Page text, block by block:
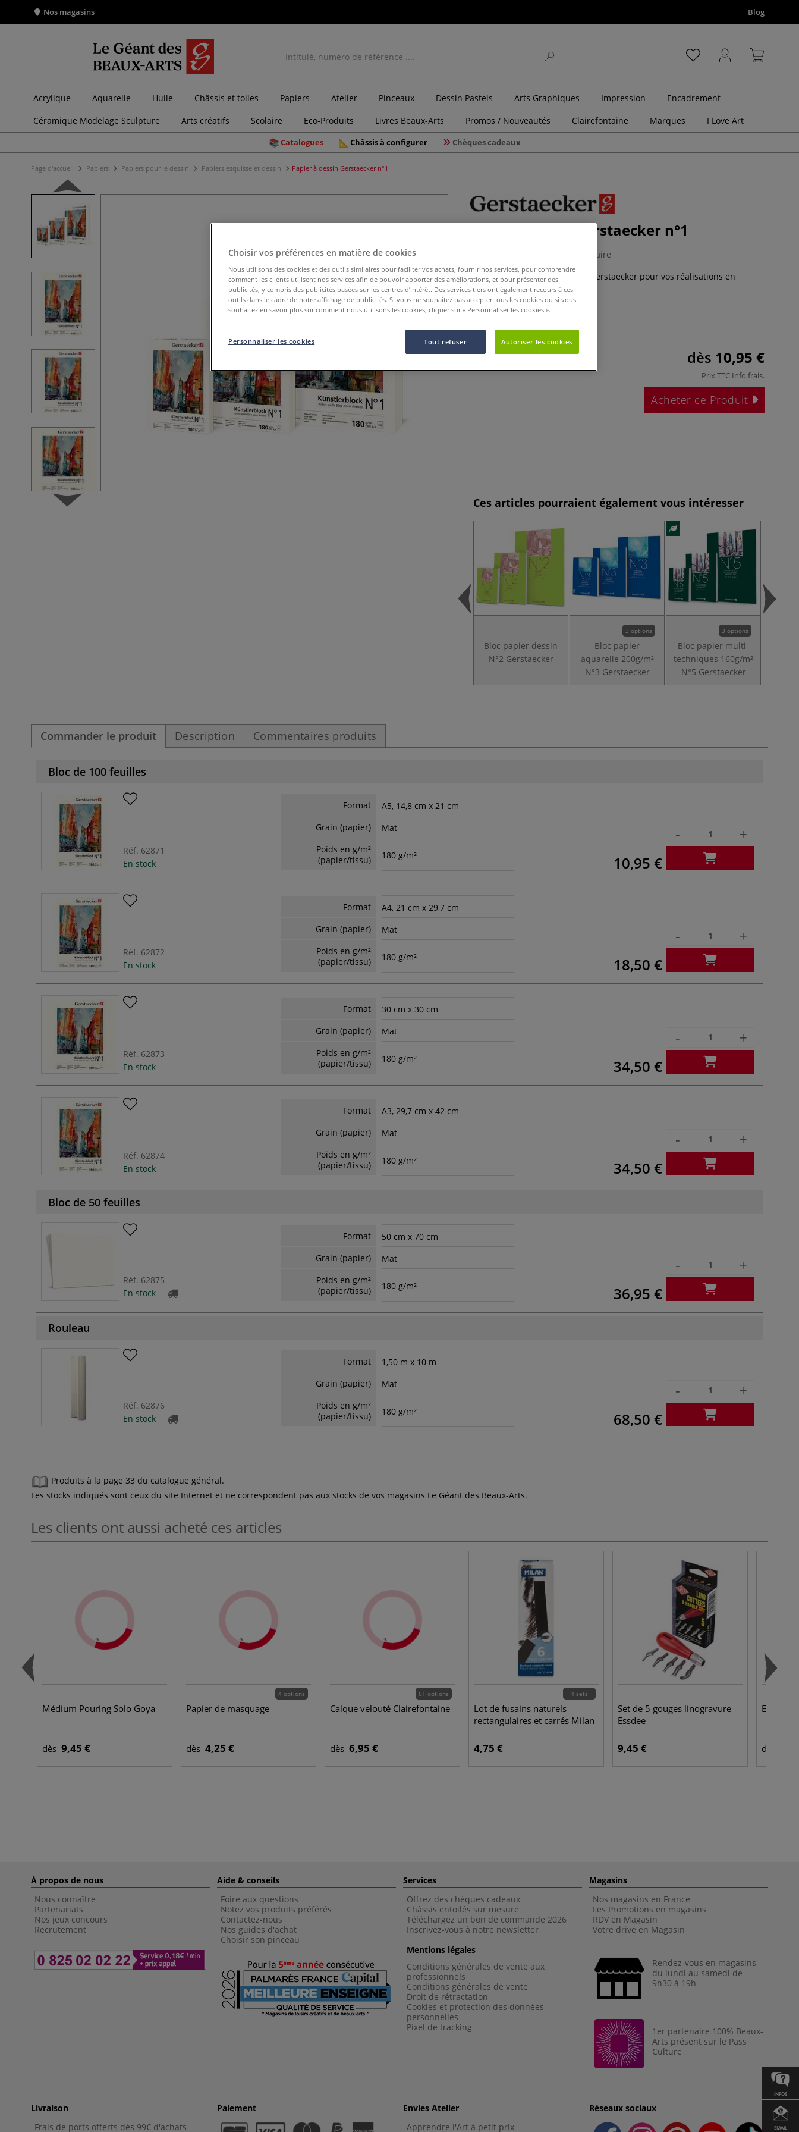
INFOS
EMAIL
Nos magasins Blog
Acrylique Aquarelle Huile Châssis et toiles Papiers Atelier Pinceaux Dessin Pastels Arts Graphiques Impression
Encadrement
Céramique Modelage Sculpture
Arts créatifs Scolaire Eco-Produits Livres Beaux-Arts Promos / Nouveautés Clairefontaine Marques I Love Art
Catalogues Châssis à configurer Chèques cadeaux
Page d'accueil Papiers Papiers pour le dessin Papiers esquisse et dessin Papier à dessin Gerstaecker n°1
Papier à dessin Gerstaecker n°1
1 Commentaire
Nouvelle gamme proposée par Gerstaecker pour vos réalisations en
techniques sèches.
Plus
dès 10,95 €
Prix TTC Info frais.
Acheter ce Produit
Ces articles pourraient également vous intéresser
Bloc papier dessin
N°2 Gerstaecker
3 options
Bloc papier
aquarelle 200g/m²
N°3 Gerstaecker
3 options
Bloc papier multi-
techniques 160g/m²
N°5 Gerstaecker
Commander le produit Description Commentaires produits
Bloc de 100 feuilles
Réf. 62871
En stock
Format
A5, 14,8 cm x 21 cm
Grain (papier)
Mat
Poids en g/m²
(papier/tissu)
180 g/m² 10,95 €
- +
Réf. 62872
En stock
Format
A4, 21 cm x 29,7 cm
Grain (papier)
Mat
Poids en g/m²
(papier/tissu)
180 g/m² 18,50 €
- +
Réf. 62873
En stock
Format
30 cm x 30 cm
Grain (papier)
Mat
Poids en g/m²
(papier/tissu)
180 g/m² 34,50 €
- +
Réf. 62874
En stock
Format
A3, 29,7 cm x 42 cm
Grain (papier)
Mat
Poids en g/m²
(papier/tissu)
180 g/m² 34,50 €
- +
Bloc de 50 feuilles
Réf. 62875
En stock
Format
50 cm x 70 cm
Grain (papier)
Mat
Poids en g/m²
(papier/tissu)
180 g/m² 36,95 €
- +
Rouleau
Réf. 62876
En stock
Format
1,50 m x 10 m
Grain (papier)
Mat
Poids en g/m²
(papier/tissu)
180 g/m² 68,50 €
- +
Produits à la page 33 du catalogue général.
Les stocks indiqués sont ceux du site Internet et ne correspondent pas aux stocks de vos magasins Le Géant des Beaux-Arts.
Les clients ont aussi acheté ces articles
Médium Pouring Solo Goya
dès 9,45 €
4 options
Papier de masquage
dès 4,25 €
61 options
Calque velouté Clairefontaine
dès 6,95 €
4 sets
Lot de fusains naturels
rectangulaires et carrés Milan
4,75 €
Set de 5 gouges linogravure
Essdee
9,45 €
Encre
dès
À propos de nous
Nous connaître
Partenariats
Nos jeux concours
Recrutement
Aide & conseils
Foire aux questions
Notez vos produits préférés
Contactez-nous
Nos guides d'achat
Choisir son pinceau
Services
Offrez des chèques cadeaux
Châssis entoilés sur mesure
Téléchargez un bon de commande 2026
Inscrivez-vous à notre newsletter
Mentions légales
Conditions générales de vente aux
professionnels
Conditions générales de vente
Droit de rétractation
Cookies et protection des données
personnelles
Pixel de tracking
Magasins
Nos magasins en France
Les Promotions en magasins
RDV en Magasin
Votre drive en Magasin
Rendez-vous en magasins
du lundi au samedi de
9h30 à 19h
1er partenaire 100% Beaux-
Arts présent sur le Pass
Culture
Livraison
Frais de ports offerts dès 99€ d'achats
Paiement
Envies Atelier
Apprendre l'Art à petit prix
Réseaux sociaux
Choisir vos préférences en matière de cookies
Nous utilisons des cookies et des outils similaires pour faciliter vos achats, fournir nos services, pour comprendre
comment les clients utilisent nos services afin de pouvoir apporter des améliorations, et pour présenter des
publicités, y compris des publicités basées sur les centres d’intérêt. Des services tiers ont également recours à ces
outils dans le cadre de notre affichage de publicités. Si vous ne souhaitez pas accepter tous les cookies ou si vous
souhaitez en savoir plus sur comment nous utilisons les cookies, cliquer sur « Personnaliser les cookies ».
Tout refuser Autoriser les cookies
Personnaliser les cookies